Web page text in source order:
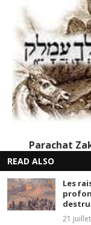
Parachat
READ ALSO
Les
21